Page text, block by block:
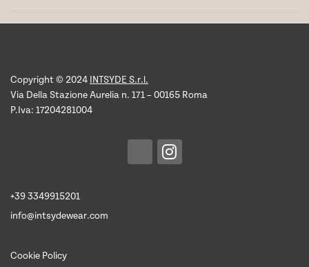
Copyright © 2024 INTSYDE S.r.l.
Via Della Stazione Aurelia n. 171 – 00165 Roma
P.Iva: 17204281004
+39 3349915201
info@intsydewear.com
Cookie Policy